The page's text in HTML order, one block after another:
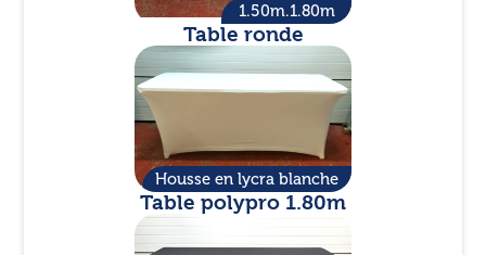
1.50m.1.80m
Table ronde
Housse en lycra blanche
Table polypro 1.80m